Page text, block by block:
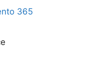
365